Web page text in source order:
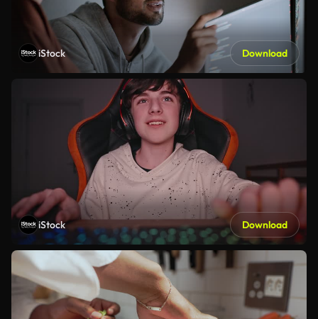
iStock Download
iStock Download